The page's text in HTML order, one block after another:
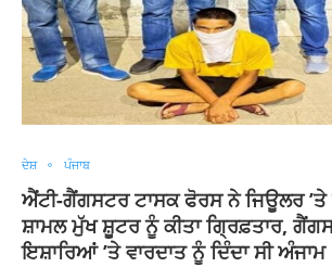
ਦੇਸ਼ ਪੰਜਾਬ
ਐਂਟੀ-ਗੈਂਗਸਟਰ ਟਾਸਕ ਫੋਰਸ ਨੇ ਜਿਊਲਰ ’ਤੇ
ਸ਼ਾਮਲ ਮੁੱਖ ਸ਼ੂਟਰ ਨੂੰ ਕੀਤਾ ਗ੍ਰਿਫ਼ਤਾਰ,
ਇਸ਼ਾਰਿਆਂ ’ਤੇ ਵਾਰਦਾਤ ਨੂੰ ਦਿੰਦਾ ਸੀ ਅੰਜਾਮ